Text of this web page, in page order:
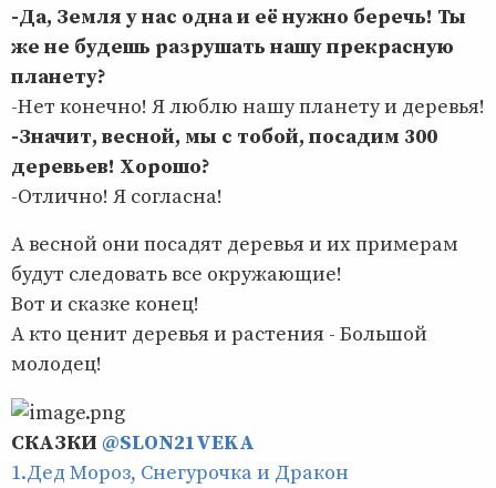
-Да, Земля у нас одна и её нужно беречь! Ты
же не будешь разрушать нашу прекрасную
планету?
-Нет конечно! Я люблю нашу планету и деревья!
-Значит, весной, мы с тобой, посадим 300
деревьев! Хорошо?
-Отлично! Я согласна!
А весной они посадят деревья и их примерам
будут следовать все окружающие!
Вот и сказке конец!
А кто ценит деревья и растения - Большой
молодец!
СКАЗКИ @SLON21VEKA
1.Дед Мороз, Снегурочка и Дракон